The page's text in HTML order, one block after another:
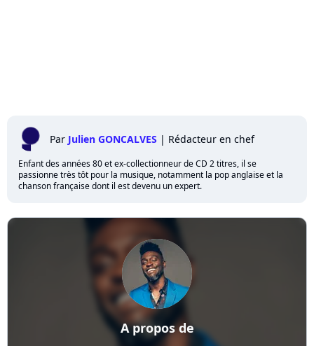
Par Julien GONCALVES | Rédacteur en chef
Enfant des années 80 et ex-collectionneur de CD 2 titres, il se
passionne très tôt pour la musique, notamment la pop anglaise et la
chanson française dont il est devenu un expert.
A propos de